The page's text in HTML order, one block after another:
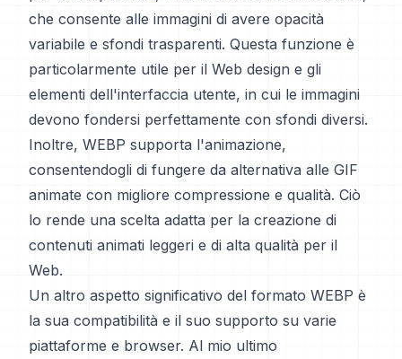
che consente alle immagini di avere opacità
variabile e sfondi trasparenti. Questa funzione è
particolarmente utile per il Web design e gli
elementi dell'interfaccia utente, in cui le immagini
devono fondersi perfettamente con sfondi diversi.
Inoltre, WEBP supporta l'animazione,
consentendogli di fungere da alternativa alle GIF
animate con migliore compressione e qualità. Ciò
lo rende una scelta adatta per la creazione di
contenuti animati leggeri e di alta qualità per il
Web.
Un altro aspetto significativo del formato WEBP è
la sua compatibilità e il suo supporto su varie
piattaforme e browser. Al mio ultimo